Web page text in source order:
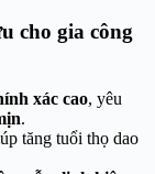
cho gia công
xác cao, yêu
.
tăng tuổi thọ dao